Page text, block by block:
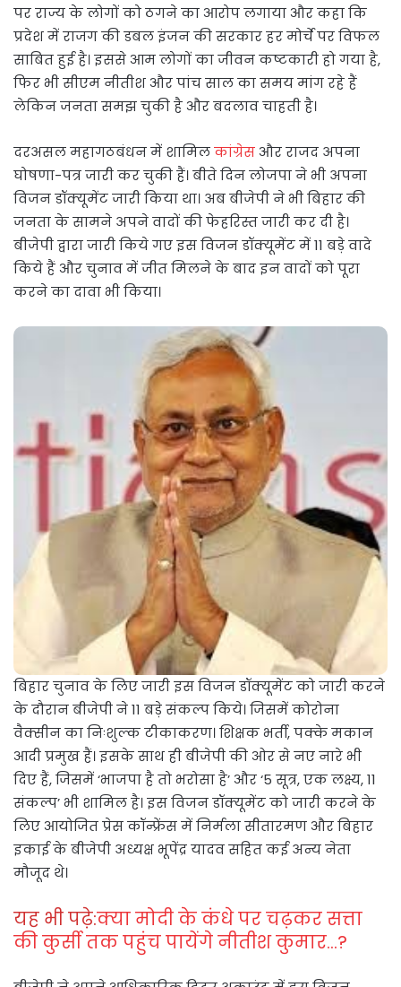
पर राज्य के लोगों को ठगने का आरोप लगाया और कहा कि
प्रदेश में राजग की डबल इंजन की सरकार हर मोर्चे पर विफल
साबित हुई है। इससे आम लोगों का जीवन कष्टकारी हो गया है,
फिर भी सीएम नीतीश और पांच साल का समय मांग रहे हैं
लेकिन जनता समझ चुकी है और बदलाव चाहती है।
दरअसल महागठबंधन में शामिलकांग्रेसऔर राजद अपना
घोषणा-पत्र जारी कर चुकी हैं। बीते दिन लोजपा ने भी अपना
विजन डॉक्यूमेंट जारी किया था। अब बीजेपी ने भी बिहार की
जनता के सामने अपने वादों की फेहरिस्त जारी कर दी है।
बीजेपी द्वारा जारी किये गए इस विजन डॉक्यूमेंट में 11 बड़े वादे
किये हैं और चुनाव में जीत मिलने के बाद इन वादों को पूरा
करने का दावा भी किया।
बिहार चुनाव के लिए जारी इस विजन डॉक्यूमेंट को जारी करने
के दौरान बीजेपी ने 11 बड़े संकल्प किये। जिसमें कोरोना
वैक्सीन का निःशुल्क टीकाकरण। शिक्षक भर्ती, पक्के मकान
आदी प्रमुख हैं। इसके साथ ही बीजेपी की ओर से नए नारे भी
दिए हैं, जिसमें ‘भाजपा है तो भरोसा है’ और ‘5 सूत्र, एक लक्ष्य, 11
संकल्प’ भी शामिल है। इस विजन डॉक्यूमेंट को जारी करने के
लिए आयोजित प्रेस कॉन्फ्रेंस में निर्मला सीतारमण और बिहार
इकाई के बीजेपी अध्यक्ष भूपेंद्र यादव सहित कई अन्य नेता
मौजूद थे।
यह भी पढ़े:क्या मोदी के कंधे पर चढ़कर सत्ता
की कुर्सी तक पहुंच पायेंगे नीतीश कुमार…?